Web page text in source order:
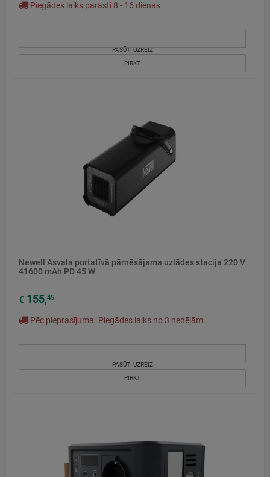
Piegādes laiks parasti 8 - 16 dienas
PASŪTI UZREIZ
PIRKT
Newell Asvala portatīvā pārnēsājama uzlādes stacija 220 V
41600 mAh PD 45 W
€ 155,45
Pēc pieprasījuma. Piegādes laiks no 3 nedēļām.
PASŪTI UZREIZ
PIRKT